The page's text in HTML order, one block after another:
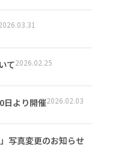
て2026.02.25
日より開催2026.02.03
写真変更のお知らせ